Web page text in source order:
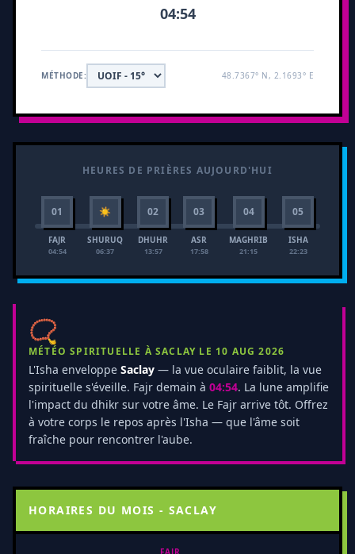
04:54
MÉTHODE: 48.7367° N, 2.1693° E
HEURES DE PRIÈRES AUJOURD'HUI
01
FAJR
04:54
☀
SHURUQ
06:37
02
DHUHR
13:57
03
ASR
17:58
04
MAGHRIB
21:15
05
ISHA
22:23
📿
MÉTÉO SPIRITUELLE À SACLAY LE 10 AUG 2026
L'Isha enveloppe Saclay — la vue oculaire faiblit, la vue
spirituelle s'éveille. Fajr demain à 04:54. La lune amplifie
l'impact du dhikr sur votre âme. Le Fajr arrive tôt. Offrez
à votre corps le repos après l'Isha — que l'âme soit
fraîche pour rencontrer l'aube.
HORAIRES DU MOIS - SACLAY
FAJR